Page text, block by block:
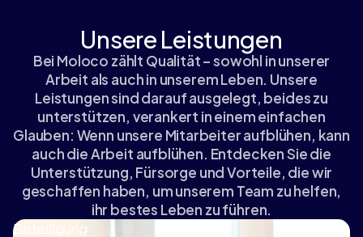
Unsere Leistungen
Bei Moloco zählt Qualität – sowohl in unserer
Arbeit als auch in unserem Leben. Unsere
Leistungen sind darauf ausgelegt, beides zu
unterstützen, verankert in einem einfachen
Glauben: Wenn unsere Mitarbeiter aufblühen, kann
auch die Arbeit aufblühen. Entdecken Sie die
Unterstützung, Fürsorge und Vorteile, die wir
geschaffen haben, um unserem Team zu helfen,
ihr bestes Leben zu führen.
Beteiligung